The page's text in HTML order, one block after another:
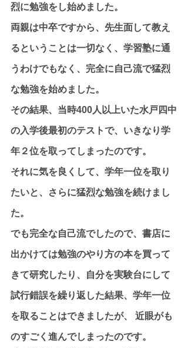
烈に勉強をし始めました。
両親は中卒ですから、先生面して教え
るということは一切なく、学習塾に通
うわけでもなく、完全に自己流で猛烈
な勉強を始めました。
その結果、当時400人以上いた水戸四中
の入学後最初のテストで、いきなり学
年２位を取ってしまったのです。
それに気を良くして、学年一位を取り
たいと、さらに猛烈な勉強を続けまし
た。
でも完全な自己流でしたので、書店に
出かけては勉強のやり方の本を買って
きて研究したり、自分を実験台にして
試行錯誤を繰り返した結果、学年一位
を取ることはできましたが、 近眼がも
のすごく進んでしまったのです。